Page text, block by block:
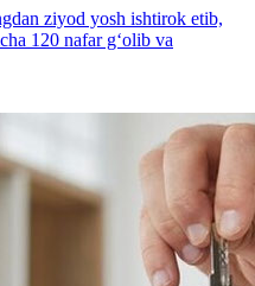
ziyod yosh ishtirok etib,
120 nafar g‘olib va